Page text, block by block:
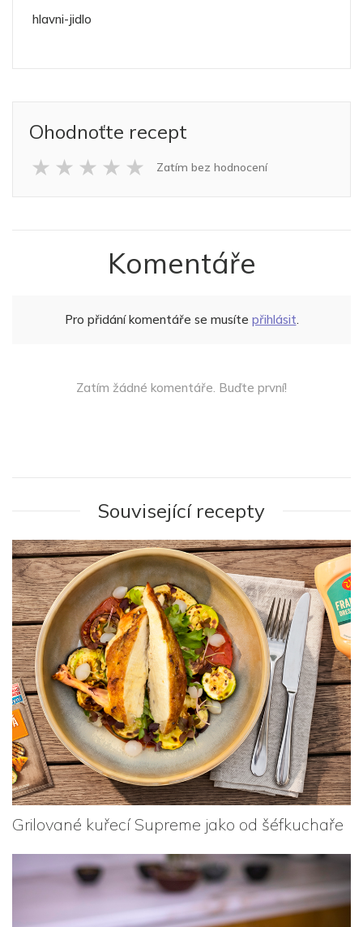
hlavni-jidlo
Ohodnoťte recept
★ ★ ★ ★ ★ Zatím bez hodnocení
Komentáře
Pro přidání komentáře se musíte přihlásit.
Zatím žádné komentáře. Buďte první!
Související recepty
Grilované kuřecí Supreme jako od šéfkuchaře